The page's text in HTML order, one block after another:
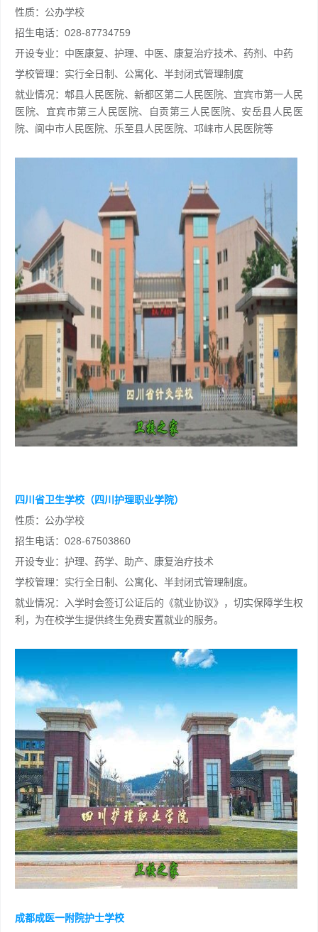
性质：公办学校
招生电话：028-87734759
开设专业：中医康复、护理、中医、康复治疗技术、药剂、中药
学校管理：实行全日制、公寓化、半封闭式管理制度
就业情况：郫县人民医院、新都区第二人民医院、宜宾市第一人民
医院、宜宾市第三人民医院、自贡第三人民医院、安岳县人民医
院、阆中市人民医院、乐至县人民医院、邛崃市人民医院等
四川省卫生学校（四川护理职业学院）
性质：公办学校
招生电话：028-67503860
开设专业：护理、药学、助产、康复治疗技术
学校管理：实行全日制、公寓化、半封闭式管理制度。
就业情况：入学时会签订公证后的《就业协议》，切实保障学生权
利，为在校学生提供终生免费安置就业的服务。
成都成医一附院护士学校